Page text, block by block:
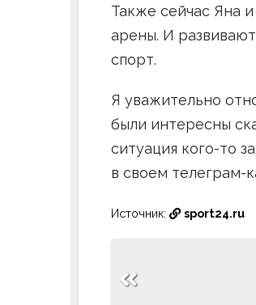
Также сейчас Яна
арены. И
спорт.
Я уважительно
были интересны
ситуация кого-то
в своем телеграм-
Источник: sport24.ru
по